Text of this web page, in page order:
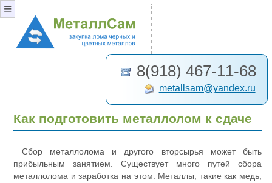
8(918) 467-11-68
metallsam@yandex.ru
≡
Как подготовить металлолом к сдаче
Сбор металлолома и другого вторсырья может быть
прибыльным занятием. Существует много путей сбора
металлолома и заработка на этом. Металлы, такие как медь,